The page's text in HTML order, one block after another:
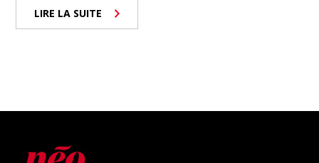
LIRE LA SUITE